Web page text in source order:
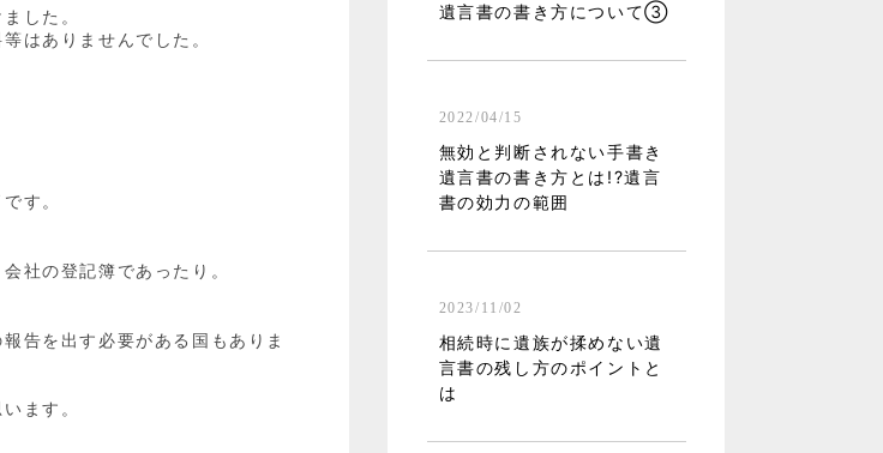
した。
はありませんでした。
す。
社の登記簿であったり。
告を出す必要がある国もありま
ます。
遺言書の書き方について③
2022/04/15
無効と判断されない手書き
遺言書の書き方とは!?遺言
書の効力の範囲
2023/11/02
相続時に遺族が揉めない遺
言書の残し方のポイントと
は